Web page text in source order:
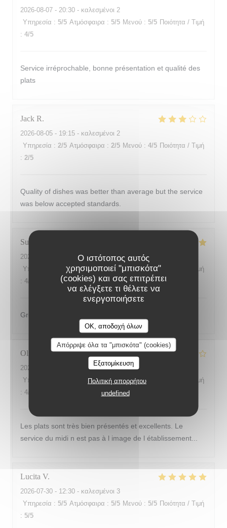
Ο ιστότοπος αυτός
χρησιμοποιεί "μπισκότα"
(cookies) και σας επιτρέπει
να ελέγξετε τι θέλετε να
ενεργοποιήσετε
OK, αποδοχή όλων
Απόρριψε όλα τα "μπισκότα" (cookies)
Εξατομίκευση
Πολιτική απορρήτου
undefined
2026-08-07 - 20:30 - καλεσμένοι 2
Υπηρεσία : 5/5 Ατμόσφαιρα : 5/5 Μενού : 5/5 Ποιότητα / Τιμή
: 4/5
Service irréprochable, bonne présentation et qualité des
plats
Jack R
2026-08-05 - 19:15 - καλεσμένοι 2
Υπηρεσία : 2/5 Ατμόσφαιρα : 2/5 Μενού : 4/5 Ποιότητα / Τιμή
: 2/5
Quality of dishes was better than average but the service
was below accepted standards.
Susan
2026-08-04
- 19:00 - καλεσμένοι 2
Υπηρεσία
/5 Ατμόσφαιρα: 4/5 Μενού: 4/5 Ποιότητα / Τιμή
: 4/5
Great waiter
Olivier
2026-08-02
- 13:45 - καλεσμένοι 3
Υπηρεσία
Ατμόσφαιρα: 4/5 Μενού:
Ποιότητα / Τιμή
: 4/5
Les plats sont très bien présentés et excellents. Le
service du midi n est pas à l image de l établissement...
Lucita V
2026-07-30 - 12:30 - καλεσμένοι 3
Υπηρεσία : 5/5 Ατμόσφαιρα : 5/5 Μενού : 5/5 Ποιότητα / Τιμή
: 5/5
LES SAISONS